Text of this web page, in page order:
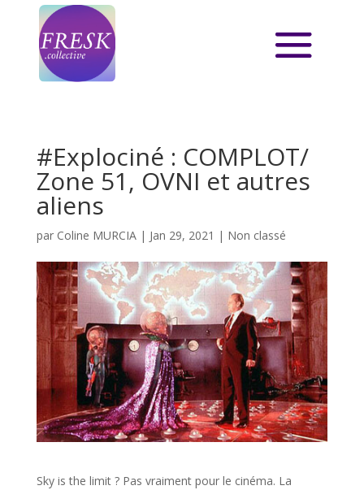
#Explociné : COMPLOT/
Zone 51, OVNI et autres
aliens
par Coline MURCIA| Jan 29, 2021 | Non classé
Sky is the limit ? Pas vraiment pour le cinéma. La